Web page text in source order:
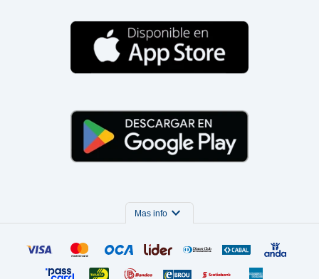
Mas info expand_more